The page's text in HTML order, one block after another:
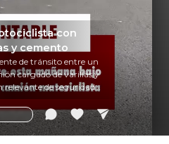
con
y cemento
de tránsito entre un
cargado de varillas y
de seguridad
para motociclistas.